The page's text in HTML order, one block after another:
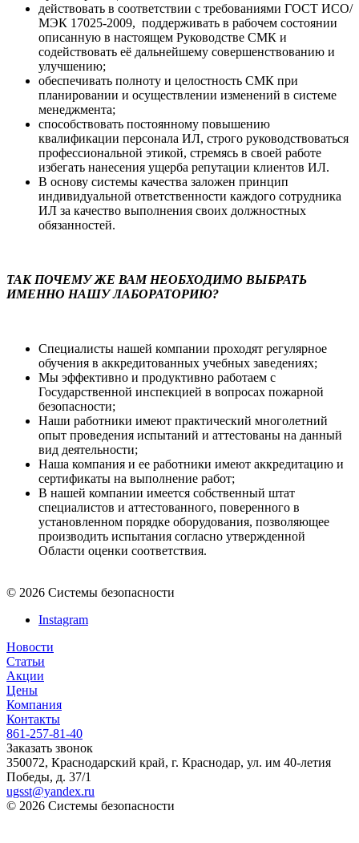
действовать в соответствии с требованиями ГОСТ ИСО/
МЭК 17025-2009, поддерживать в рабочем состоянии
описанную в настоящем Руководстве СМК и
содействовать её дальнейшему совершенствованию и
улучшению;
обеспечивать полноту и целостность СМК при
планировании и осуществлении изменений в системе
менеджмента;
способствовать постоянному повышению
квалификации персонала ИЛ, строго руководствоваться
профессиональной этикой, стремясь в своей работе
избегать нанесения ущерба репутации клиентов ИЛ.
В основу системы качества заложен принцип
индивидуальной ответственности каждого сотрудника
ИЛ за качество выполнения своих должностных
обязанностей.
ТАК ПОЧЕМУ ЖЕ ВАМ НЕОБХОДИМО ВЫБРАТЬ
ИМЕННО НАШУ ЛАБОРАТОРИЮ?
Специалисты нашей компании проходят регулярное
обучения в аккредитованных учебных заведениях;
Мы эффективно и продуктивно работаем с
Государственной инспекцией в вопросах пожарной
безопасности;
Наши работники имеют практический многолетний
опыт проведения испытаний и аттестованы на данный
вид деятельности;
Наша компания и ее работники имеют аккредитацию и
сертификаты на выполнение работ;
В нашей компании имеется собственный штат
специалистов и аттестованного, поверенного в
установленном порядке оборудования, позволяющее
производить испытания согласно утвержденной
Области оценки соответствия.
© 2026 Системы безопасности
Instagram
Новости
Статьи
Акции
Цены
Компания
Контакты
861-257-81-40
Заказать звонок
350072, Краснодарский край, г. Краснодар, ул. им 40-летия
Победы, д. 37/1
ugsst@yandex.ru
© 2026 Системы безопасности